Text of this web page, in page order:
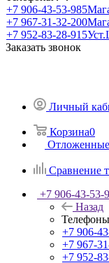
+7 906-43-53-985
+7 967-31-32-200
+7 952-83-28-915
Заказать звонок
Личный
Корзина0
Отложенные
Сравнение
+7 906-43-53-
Назад
Телефоны
+7 906-
+7 967-
+7 952-